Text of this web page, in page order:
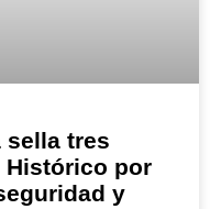
sella tres
Histórico por
y